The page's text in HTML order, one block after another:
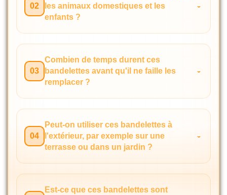
02
les animaux domestiques et les
enfants ?
03
Combien de temps durent ces
bandelettes avant qu'il ne faille les
remplacer ?
04
Peut-on utiliser ces bandelettes à
l'extérieur, par exemple sur une
terrasse ou dans un jardin ?
Est-ce que ces bandelettes sont